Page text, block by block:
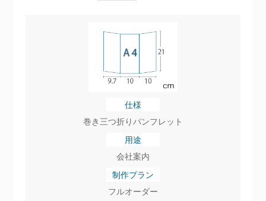
仕様
巻き三つ折りパンフレット
用途
会社案内
制作プラン
フルオーダー